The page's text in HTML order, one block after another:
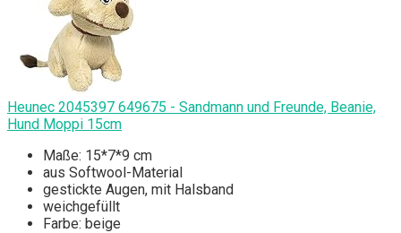
Heunec 2045397 649675 - Sandmann und Freunde, Beanie,
Hund Moppi 15cm
Maße: 15*7*9 cm
aus Softwool-Material
gestickte Augen, mit Halsband
weichgefüllt
Farbe: beige